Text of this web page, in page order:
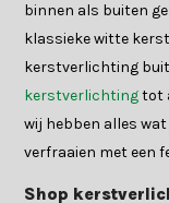
binnen als buiten
klassieke witte
kerstverlichting
kerstverlichtingtot
wij hebben alles
verfraaien met een
Shop